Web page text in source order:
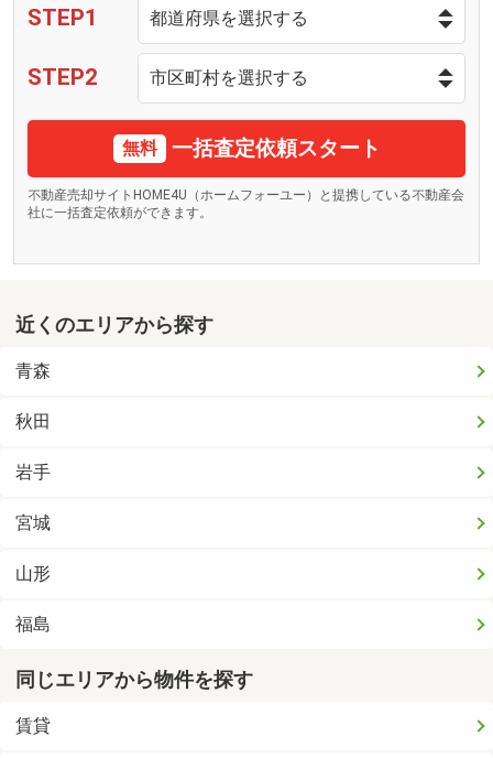
STEP1
STEP2
無料 一括査定依頼スタート
不動産売却サイトHOME4U（ホームフォーユー）と提携している不動産会
社に一括査定依頼ができます。
近くのエリアから探す
青森
秋田
岩手
宮城
山形
福島
同じエリアから物件を探す
賃貸